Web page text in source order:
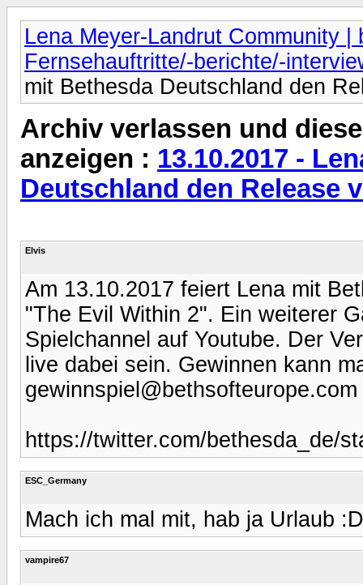
Lena Meyer-Landrut Community |
Fernsehauftritte/-berichte/-
mit Bethesda Deutschland den
Archiv verlassen und
anzeigen : 13.10.2017 -
Deutschland den Release
Elvis
Am 13.10.2017 feiert Lena mit
"The Evil Within 2". Ein weiterer
Spielchannel auf Youtube. Der
live dabei sein. Gewinnen kann
https://twitter.com/bethesda_de/
ESC_Germany
Mach ich mal mit, hab ja Urlaub :D
vampire67